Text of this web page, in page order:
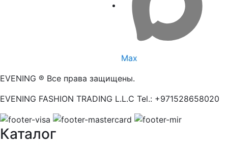
Max
EVENING ® Все права защищены.
EVENING FASHION TRADING L.L.C Tel.: +971528658020
Каталог